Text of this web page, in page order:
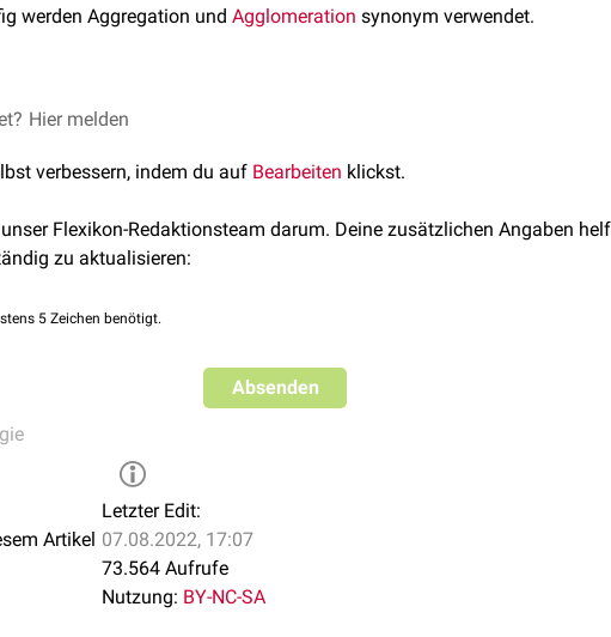
werden Aggregation und Agglomeration synonym verwendet.
Hier melden
verbessern, indem du auf Bearbeiten klickst.
Flexikon-Redaktionsteam darum. Deine zusätzlichen Angaben
zu aktualisieren:
5 Zeichen benötigt.
Absenden
Artikel
Letzter Edit:
07.08.2022, 17:07
73.564 Aufrufe
Nutzung: BY-NC-SA